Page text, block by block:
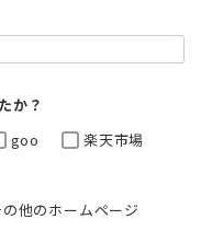
か？
goo
楽天市場
の他のホームページ